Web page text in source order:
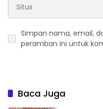
Simpan nama, email,
peramban ini untuk
Baca Juga